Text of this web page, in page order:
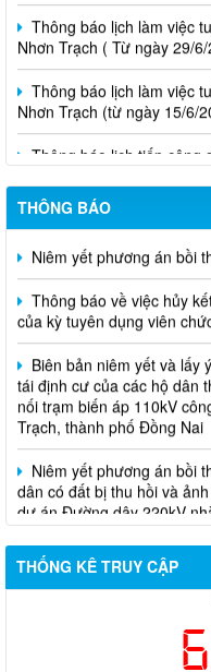
Thông báo lịch làm việc
Nhơn Trạch ( Từ ngày 29/
Thông báo lịch làm việc
Nhơn Trạch (từ ngày 15/6/
Thông báo lịch tiếp công
phường tại các khu phố
2026
THÔNG BÁO
Niêm yết phương án bồi
Thông báo về việc hủy
của kỳ tuyên dụng viên
Biên bản niêm yết và lấy
tái định cư của các hộ dân
nối trạm biến áp 110kV
Trạch, thành phố Đồng Nai
Niêm yết phương án bồi
dân có đất bị thu hồi và
dự án Đường dây 220kV
áp kV Long Thành
Biên bản về việc niêm yết
định cư của các hộ dân có
đường 25B cũ đoạn từ
THỐNG KÊ TRUY CẬP